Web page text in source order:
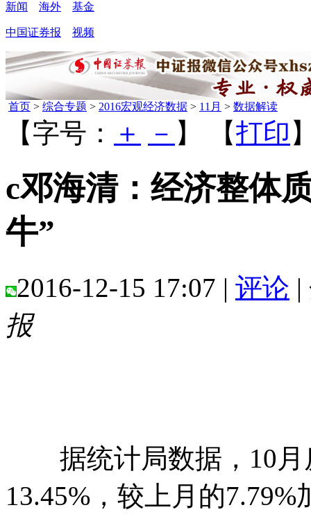
新闻 海外 基金
中国证券报 视频
首页 > 综合专题 > 2016宏观经济数据 > 11月 > 数据解读
【字号： ＋ － 】 【打印
c邓海清：经济整体
牛”
2016-12-15 17:07 | 评论 |
报
据统计局数据，10月
13.45%，较上月的7.79%